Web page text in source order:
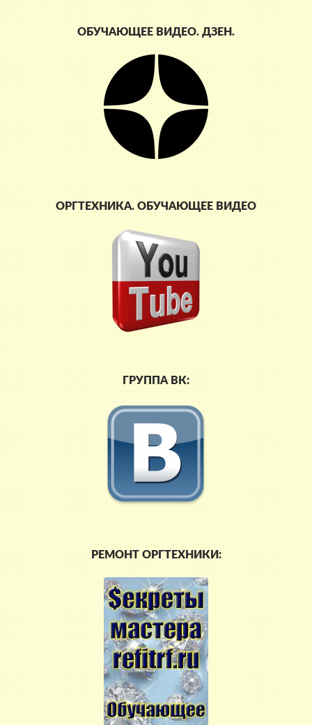
ОБУЧАЮЩЕЕ ВИДЕО. ДЗЕН.
ОРГТЕХНИКА. ОБУЧАЮЩЕЕ ВИДЕО
ГРУППА ВК:
РЕМОНТ ОРГТЕХНИКИ: